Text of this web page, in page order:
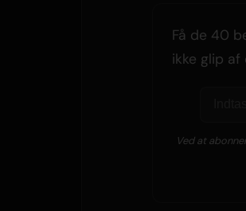
Få de 40
ikke glip
Ved at